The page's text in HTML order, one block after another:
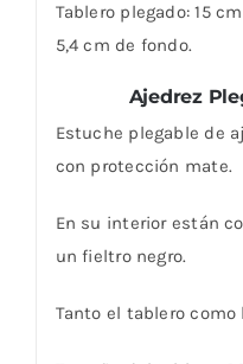
Tablero plegado: 15
5,4 cm de fondo.
Ajedrez
Estuche plegable de
con protección mate.
En su interior están
un fieltro negro.
Tanto el tablero